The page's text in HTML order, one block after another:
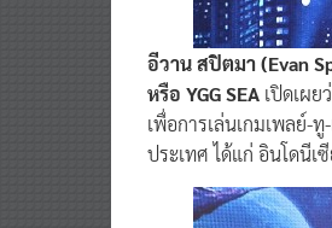
อีวาน สปิตมา (Evan
หรือ YGG SEA เปิดเผย
เพื่อการเล่นเกมเพลย์-
ประเทศ ได้แก่ อินโดนีเ